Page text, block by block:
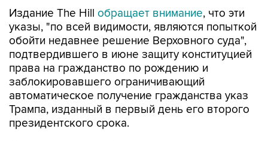
Издание The Hill обращает внимание, что эти
указы, "по всей видимости, являются попыткой
обойти недавнее решение Верховного суда",
подтвердившего в июне защиту конституцией
права на гражданство по рождению и
заблокировавшего ограничивающий
автоматическое получение гражданства указ
Трампа, изданный в первый день его второго
президентского срока.